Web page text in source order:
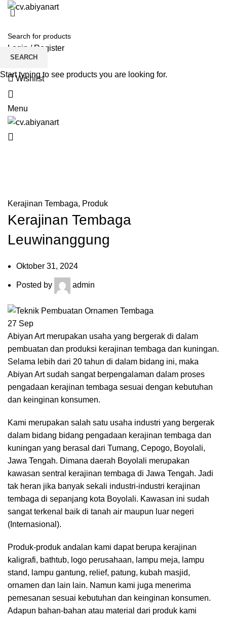
INSTAGRAM ABIYAN ART
Login / Register
Wishlist
Menu
Kerajinan Tembaga, Produk
Kerajinan Tembaga
Leuwinanggung
Oktober 31, 2024
Posted by admin
27 Sep
Abiyan Art merupakan usaha yang bergerak di dalam
pembuatan dan produksi kerajinan tembaga dan kuningan.
Selama lebih dari 20 tahun di dalam bidang ini, maka
Abiyan Art sudah sangat berpengalaman dalam proses
pengadaan kerajinan tembaga sesuai dengan kebutuhan
dan keinginan konsumen.
Kami merupakan salah satu usaha industri yang bergerak
dalam bidang bidang pengadaan kerajinan tembaga dan
kuningan yang berasal dari Tumang, Cepogo, Boyolali,
Jawa Tengah. Dimana daerah Boyolali merupakan
kawasan sentral kerajinan tembaga di Jawa Tengah. Jadi
tak heran jika banyak sekali industri-industri kerajinan
tembaga di sepanjang kota Boyolali. Kawasan ini sudah
sangat terkenal baik di tanah air maupun luar negeri
(Internasional).
Produk-produk andalan kami dapat berupa kerajinan
kaligrafi, bathtub, logo perusahaan, lampu meja, lampu
stand, lampu gantung, relief, patung, kubah masjid,
ornamen dan lain lain. Namun kami juga menerima
pemesanan sesuai kebutuhan dan keinginan konsumen.
Adapun bahan-bahan atau material dari produk kami
SEARCH
Start typing to see products you are looking for.